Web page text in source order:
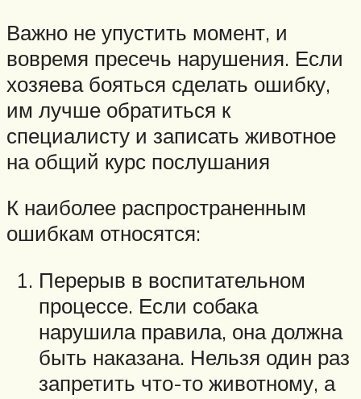
Важно не упустить момент, и
вовремя пресечь нарушения. Если
хозяева бояться сделать ошибку,
им лучше обратиться к
специалисту и записать животное
на общий курс послушания
К наиболее распространенным
ошибкам относятся:
Перерыв в воспитательном
процессе. Если собака
нарушила правила, она должна
быть наказана. Нельзя один раз
запретить что-то животному, а